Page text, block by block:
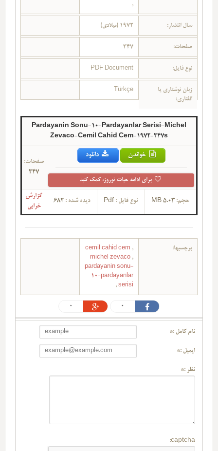
,
سال انتشار: 1972 (میلادی)
صفحات: 347
نوع فایل: PDF Document
زبان نوشتاری یا
گفتاری:
Türkçe
Pardayanin Sonu-10-Pardayanlar Serisi-Michel
Zevaco-Cemil Cahid Cem-1972-347s
خواندن دانلود
برای ادامه حیات توروز، کمک کنید
صفحات:
347
حجم: 5.03 MB نوع فایل : Pdf دیده شده :682
گزارش
خرابی
برچسبها: cemil cahid cem ,
michel zevaco ,
pardayanin sonu-
10-pardayanlar
serisi
,
0
0
نام کامل :*
ایمیل :*
نظر :*
captcha: